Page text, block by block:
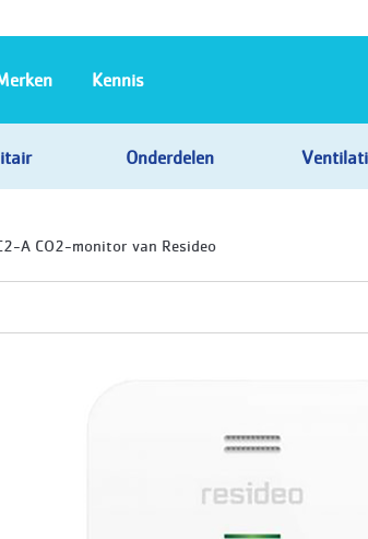
Onderdelen
Kennis
A CO2-monitor van Resideo